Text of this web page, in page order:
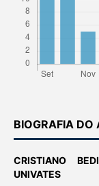
BIOGRAFIA DO
CRISTIANO
UNIVATES